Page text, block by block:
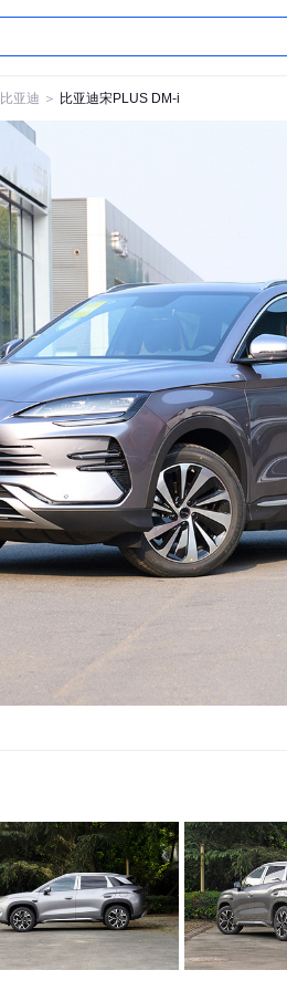
比亚迪 ＞ 比亚迪宋PLUS DM-i